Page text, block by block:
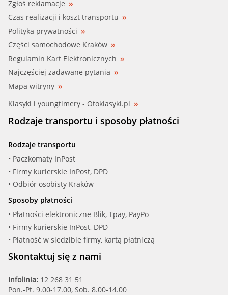
Zgłoś reklamacje
Czas realizacji i koszt transportu
Polityka prywatności
Części samochodowe Kraków
Regulamin Kart Elektronicznych
Najczęściej zadawane pytania
Mapa witryny
Klasyki i youngtimery - Otoklasyki.pl
Rodzaje transportu i sposoby płatności
Rodzaje transportu
• Paczkomaty InPost
• Firmy kurierskie InPost, DPD
• Odbiór osobisty Kraków
Sposoby płatności
• Płatności elektroniczne Blik, Tpay, PayPo
• Firmy kurierskie InPost, DPD
• Płatność w siedzibie firmy, kartą płatniczą
Skontaktuj się z nami
Infolinia: 12 268 31 51
Pon.-Pt. 9.00-17.00, Sob. 8.00-14.00